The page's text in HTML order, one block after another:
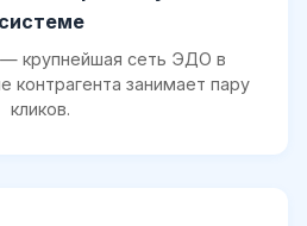
системе
— крупнейшая сеть ЭДО в
контрагента занимает пару
кликов.